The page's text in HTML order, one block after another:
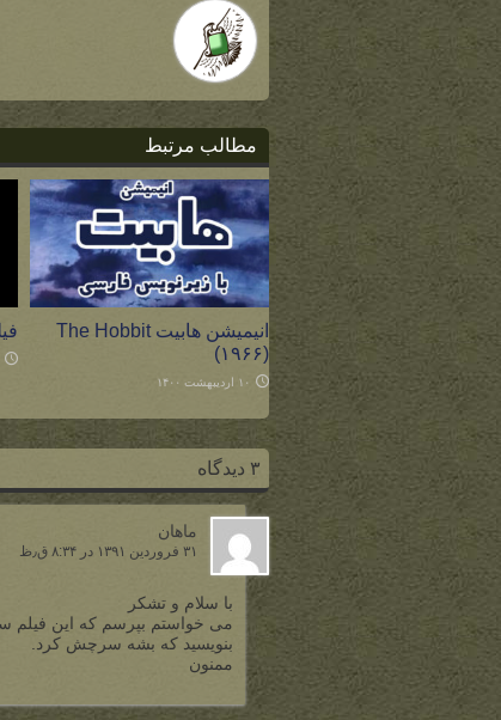
مطالب مرتبط
انیمیشن هابیت The Hobbit
(۱۹۶۶)
۱۰ اردیبهشت ۱۴۰۰
۳ دیدگاه
ماهان
۳۱ فروردین ۱۳۹۱ در ۸:۳۴ ق٫ظ
با سلام و تشکر
می خواستم بپرسم که این فیلم
بنویسید که بشه سرچش کرد.
ممنون